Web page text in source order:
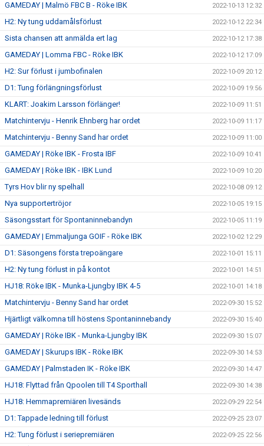
GAMEDAY | Malmö FBC B - Röke IBK 2022-10-13 12:32
H2: Ny tung uddamålsförlust 2022-10-12 22:34
Sista chansen att anmälda ert lag 2022-10-12 17:38
GAMEDAY | Lomma FBC - Röke IBK 2022-10-12 17:09
H2: Sur förlust i jumbofinalen 2022-10-09 20:12
D1: Tung förlängningsförlust 2022-10-09 19:56
KLART: Joakim Larsson förlänger! 2022-10-09 11:51
Matchintervju - Henrik Ehnberg har ordet 2022-10-09 11:17
Matchintervju - Benny Sand har ordet 2022-10-09 11:00
GAMEDAY | Röke IBK - Frosta IBF 2022-10-09 10:41
GAMEDAY | Röke IBK - IBK Lund 2022-10-09 10:20
Tyrs Hov blir ny spelhall 2022-10-08 09:12
Nya supportertröjor 2022-10-05 19:15
Säsongsstart för Spontaninnebandyn 2022-10-05 11:19
GAMEDAY | Emmaljunga GOIF - Röke IBK 2022-10-02 12:29
D1: Säsongens första trepoängare 2022-10-01 15:11
H2: Ny tung förlust in på kontot 2022-10-01 14:51
HJ18: Röke IBK - Munka-Ljungby IBK 4-5 2022-10-01 14:18
Matchintervju - Benny Sand har ordet 2022-09-30 15:52
Hjärtligt välkomna till höstens Spontaninnebandy 2022-09-30 15:40
GAMEDAY | Röke IBK - Munka-Ljungby IBK 2022-09-30 15:07
GAMEDAY | Skurups IBK - Röke IBK 2022-09-30 14:53
GAMEDAY | Palmstaden IK - Röke IBK 2022-09-30 14:47
HJ18: Flyttad från Qpoolen till T4 Sporthall 2022-09-30 14:38
HJ18: Hemmapremiären livesänds 2022-09-29 22:54
D1: Tappade ledning till förlust 2022-09-25 23:07
H2: Tung förlust i seriepremiären 2022-09-25 22:56